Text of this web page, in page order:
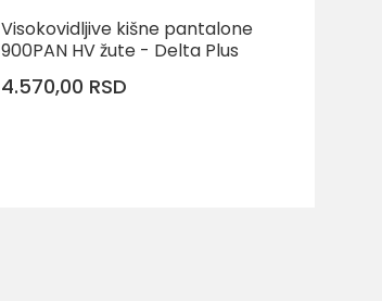
Visokovidljive kišne pantalone
900PAN HV žute - Delta Plus
4.570,00 RSD